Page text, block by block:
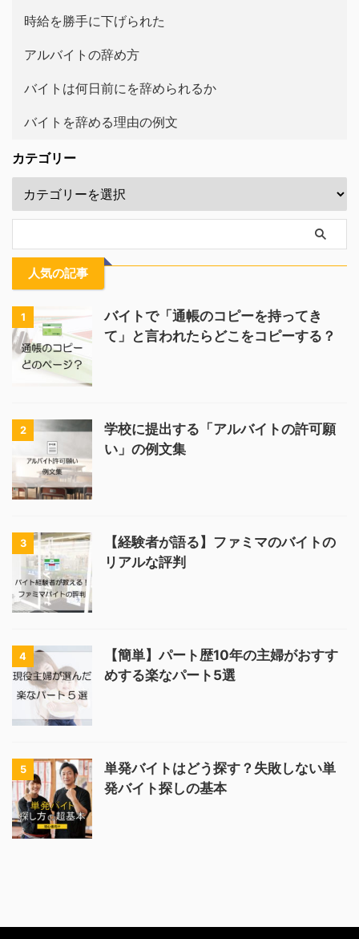
時給を勝手に下げられた
アルバイトの辞め方
バイトは何日前にを辞められるか
バイトを辞める理由の例文
カテゴリー
人気の記事
1
バイトで「通帳のコピーを持ってき
て」と言われたらどこをコピーする？
2
学校に提出する「アルバイトの許可願
い」の例文集
3
【経験者が語る】ファミマのバイトの
リアルな評判
4
【簡単】パート歴10年の主婦がおすす
めする楽なパート5選
5
単発バイトはどう探す？失敗しない単
発バイト探しの基本